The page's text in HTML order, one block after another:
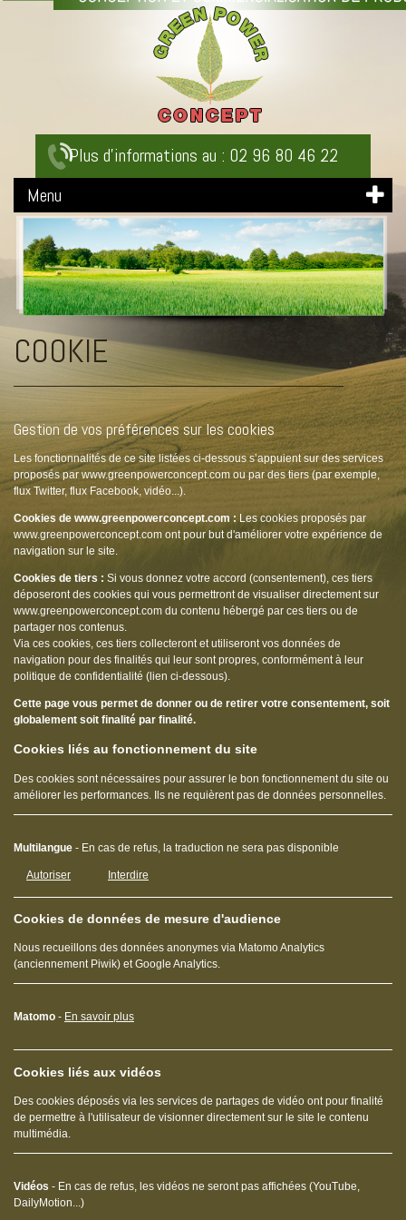
Plus d'informations au : 02 96 80 46 22
Menu
Gestion de vos préférences sur les cookies
Les fonctionnalités de ce site listées ci-dessous s’appuient sur des services
proposés par www.greenpowerconcept.com ou par des tiers (par exemple,
flux Twitter, flux Facebook, vidéo...).
Cookies de www.greenpowerconcept.com : Les cookies proposés par
www.greenpowerconcept.com ont pour but d'améliorer votre expérience de
navigation sur le site.
Cookies de tiers : Si vous donnez votre accord (consentement), ces tiers
déposeront des cookies qui vous permettront de visualiser directement sur
www.greenpowerconcept.com du contenu hébergé par ces tiers ou de
partager nos contenus.
Via ces cookies, ces tiers collecteront et utiliseront vos données de
navigation pour des finalités qui leur sont propres, conformément à leur
politique de confidentialité (lien ci-dessous).
Cette page vous permet de donner ou de retirer votre consentement, soit
globalement soit finalité par finalité.
Cookies liés au fonctionnement du site
Des cookies sont nécessaires pour assurer le bon fonctionnement du site ou
améliorer les performances. Ils ne requièrent pas de données personnelles.
Multilangue - En cas de refus, la traduction ne sera pas disponible
Autoriser Interdire
Cookies de données de mesure d'audience
Nous recueillons des données anonymes via Matomo Analytics
(anciennement Piwik) et Google Analytics.
Matomo - En savoir plus
Cookies liés aux vidéos
Des cookies déposés via les services de partages de vidéo ont pour finalité
de permettre à l'utilisateur de visionner directement sur le site le contenu
multimédia.
Vidéos - En cas de refus, les vidéos ne seront pas affichées (YouTube,
DailyMotion...)
COOKIE